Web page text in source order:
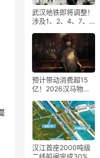
武汉地铁即将调整！
涉及1、2、4、7、8
预计带动消费超15
亿！2026汉马物资
汉江首座2000吨级